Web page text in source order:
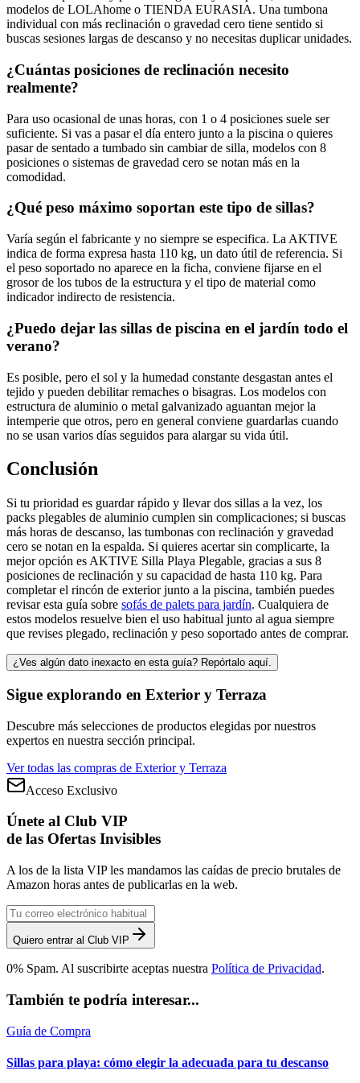
modelos de LOLAhome o TIENDA EURASIA. Una tumbona
individual con más reclinación o gravedad cero tiene sentido si
buscas sesiones largas de descanso y no necesitas duplicar unidades.
¿Cuántas posiciones de reclinación necesito
realmente?
Para uso ocasional de unas horas, con 1 o 4 posiciones suele ser
suficiente. Si vas a pasar el día entero junto a la piscina o quieres
pasar de sentado a tumbado sin cambiar de silla, modelos con 8
posiciones o sistemas de gravedad cero se notan más en la
comodidad.
¿Qué peso máximo soportan este tipo de sillas?
Varía según el fabricante y no siempre se especifica. La AKTIVE
indica de forma expresa hasta 110 kg, un dato útil de referencia. Si
el peso soportado no aparece en la ficha, conviene fijarse en el
grosor de los tubos de la estructura y el tipo de material como
indicador indirecto de resistencia.
¿Puedo dejar las sillas de piscina en el jardín todo el
verano?
Es posible, pero el sol y la humedad constante desgastan antes el
tejido y pueden debilitar remaches o bisagras. Los modelos con
estructura de aluminio o metal galvanizado aguantan mejor la
intemperie que otros, pero en general conviene guardarlas cuando
no se usan varios días seguidos para alargar su vida útil.
Conclusión
Si tu prioridad es guardar rápido y llevar dos sillas a la vez, los
packs plegables de aluminio cumplen sin complicaciones; si buscas
más horas de descanso, las tumbonas con reclinación y gravedad
cero se notan en la espalda. Si quieres acertar sin complicarte, la
mejor opción es AKTIVE Silla Playa Plegable, gracias a sus 8
posiciones de reclinación y su capacidad de hasta 110 kg. Para
completar el rincón de exterior junto a la piscina, también puedes
revisar esta guía sobre sofás de palets para jardín. Cualquiera de
estos modelos resuelve bien el uso habitual junto al agua siempre
que revises plegado, reclinación y peso soportado antes de comprar.
¿Ves algún dato inexacto en esta guía? Repórtalo aquí.
Sigue explorando en Exterior y Terraza
Descubre más selecciones de productos elegidas por nuestros
expertos en nuestra sección principal.
Ver todas las compras de Exterior y Terraza
Acceso Exclusivo
Únete al Club VIP
de las Ofertas Invisibles
A los de la lista VIP les mandamos las caídas de precio brutales de
Amazon horas antes de publicarlas en la web.
Quiero entrar al Club VIP
0% Spam. Al suscribirte aceptas nuestra Política de Privacidad.
También te podría interesar...
Guía de Compra
Sillas para playa: cómo elegir la adecuada para tu descanso